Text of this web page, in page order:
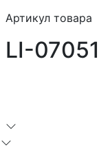
Артикул товара
LI-07051